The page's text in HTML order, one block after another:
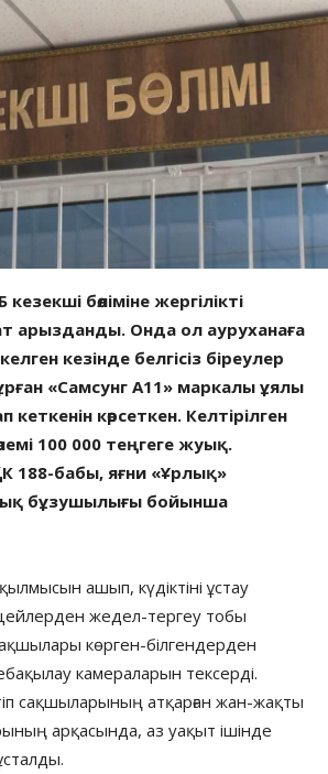
бөліміне жергілікті
арызданды. Онда ол ауруханаға
кезінде белгісіз біреулер
«Самсунг А11» маркалы ұялы
көрсеткен. Келтірілген
100 000 теңгеге жуық.
188-бабы, яғни «Ұрлық»
бұзушылығы бойынша
ашып, күдіктіні ұстау
жедел-тергеу тобы
көрген-білгендерден
камераларын тексерді.
сақшыларының атқарған жан-жақты
арқасында, аз уақыт ішінде